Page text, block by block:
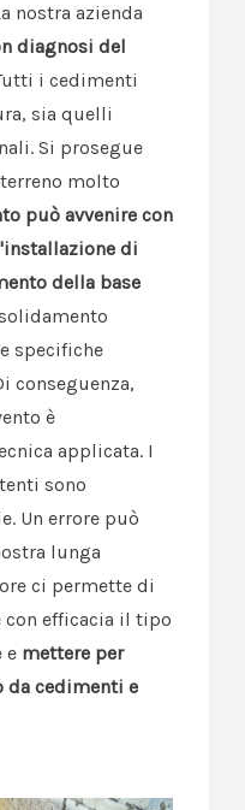
nostra azienda
diagnosi del
i cedimenti
sia quelli
Si prosegue
molto
può avvenire con
di
della base
specifiche
conseguenza,
è
applicata. I
sono
Un errore può
lunga
ci permette di
con efficacia il tipo
e mettere per
da cedimenti e